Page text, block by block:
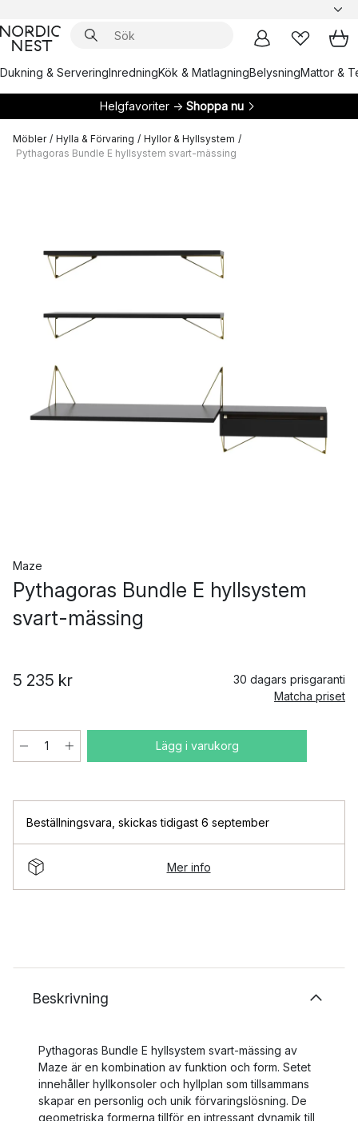
Dukning & ServeringInredningKök & MatlagningBelysningMattor &
Helgfavoriter → Shoppa nu
Möbler / Hylla & Förvaring / Hyllor & Hyllsystem /
Pythagoras Bundle E hyllsystem svart-mässing
Maze
Pythagoras Bundle E hyllsystem
svart-mässing
5 235 kr
30 dagars prisgaranti
Matcha priset
Lägg i varukorg
Beställningsvara skickas tidigast 6 september
Mer info
Beskrivning
Pythagoras Bundle E hyllsystem svart-mässing av
Maze är en kombination av funktion och form. Setet
innehåller hyllkonsoler och hyllplan som tillsammans
skapar en personlig och unik förvaringslösning. De
geometriska formerna tillför en intressant dynamik till